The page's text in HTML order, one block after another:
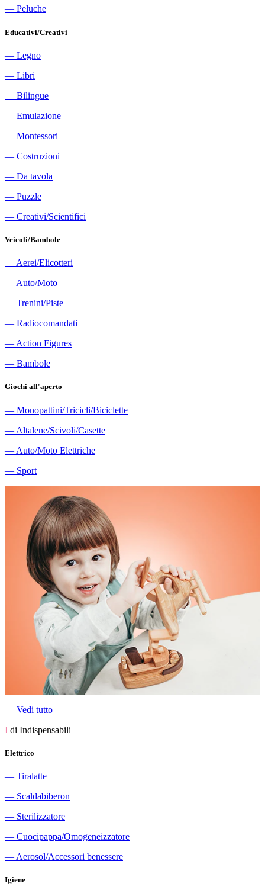
― Peluche
Educativi/Creativi
― Legno
― Libri
― Bilingue
― Emulazione
― Montessori
― Costruzioni
― Da tavola
― Puzzle
― Creativi/Scientifici
Veicoli/Bambole
― Aerei/Elicotteri
― Auto/Moto
― Trenini/Piste
― Radiocomandati
― Action Figures
― Bambole
Giochi all'aperto
― Monopattini/Tricicli/Biciclette
― Altalene/Scivoli/Casette
― Auto/Moto Elettriche
― Sport
― Vedi tutto
I di Indispensabili
Elettrico
― Tiralatte
― Scaldabiberon
― Sterilizzatore
― Cuocipappa/Omogeneizzatore
― Aerosol/Accessori benessere
Igiene